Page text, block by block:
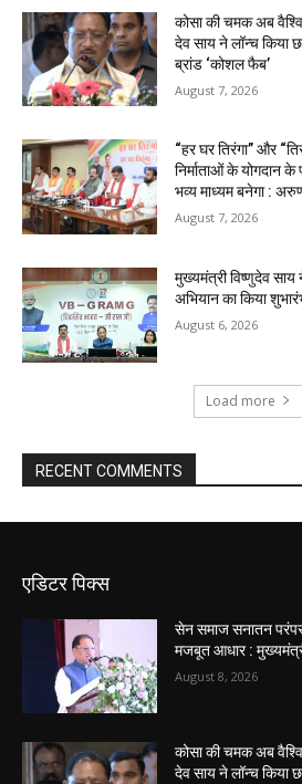
कोसा की चमक अब
देव साय ने लॉन्च किया
ब्रांड ‘कोशल फैब’
August 7, 2026
“हर घर तिरंगा” और
निर्माताओं के योगदान
भव्य माध्यम बनेगा :
August 7, 2026
मुख्यमंत्री विष्णुदेव साय
अभियान का किया
August 6, 2026
Load more
RECENT COMMENTS
एडिटर पिक्स
सेन समाज सनातन
मजबूत आधार :
August 8, 2026
कोसा की चमक अब
देव साय ने लॉन्च किया